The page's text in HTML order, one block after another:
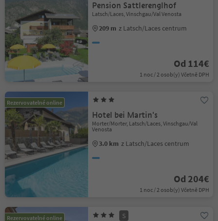
Pension Sattlerenglhof
Latsch/Laces, Vinschgau/Val Venosta
209 m z Latsch/Laces centrum
Od 114€
1 noc / 2 osob(y) Včetně DPH
Rezervovatelné online
Hotel bei Martin's
Morter/Morter, Latsch/Laces, Vinschgau/Val
Venosta
3.0 km z Latsch/Laces centrum
Od 204€
1 noc / 2 osob(y) Včetně DPH
Rezervovatelné online S